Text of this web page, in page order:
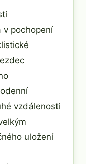
v pochopení
vzdálenosti
uložení